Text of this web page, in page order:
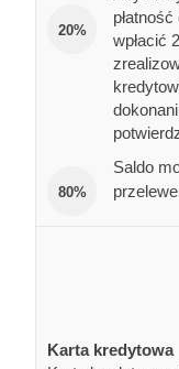
20%
wpłacić
80%
Saldo
Karta kredytowa